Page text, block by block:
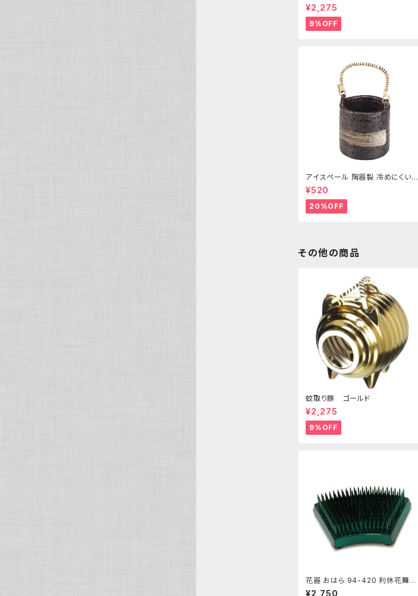
¥2,275
9%OFF
アイスペール 陶器製 冷めにくい二
重構造 860ml
¥520
20%OFF
その他の商品
蚊取り豚 ゴールド
¥2,275
9%OFF
花器 おはら 94-420 利休花舞剣
山 S フラワーベース 水盤
¥2,750